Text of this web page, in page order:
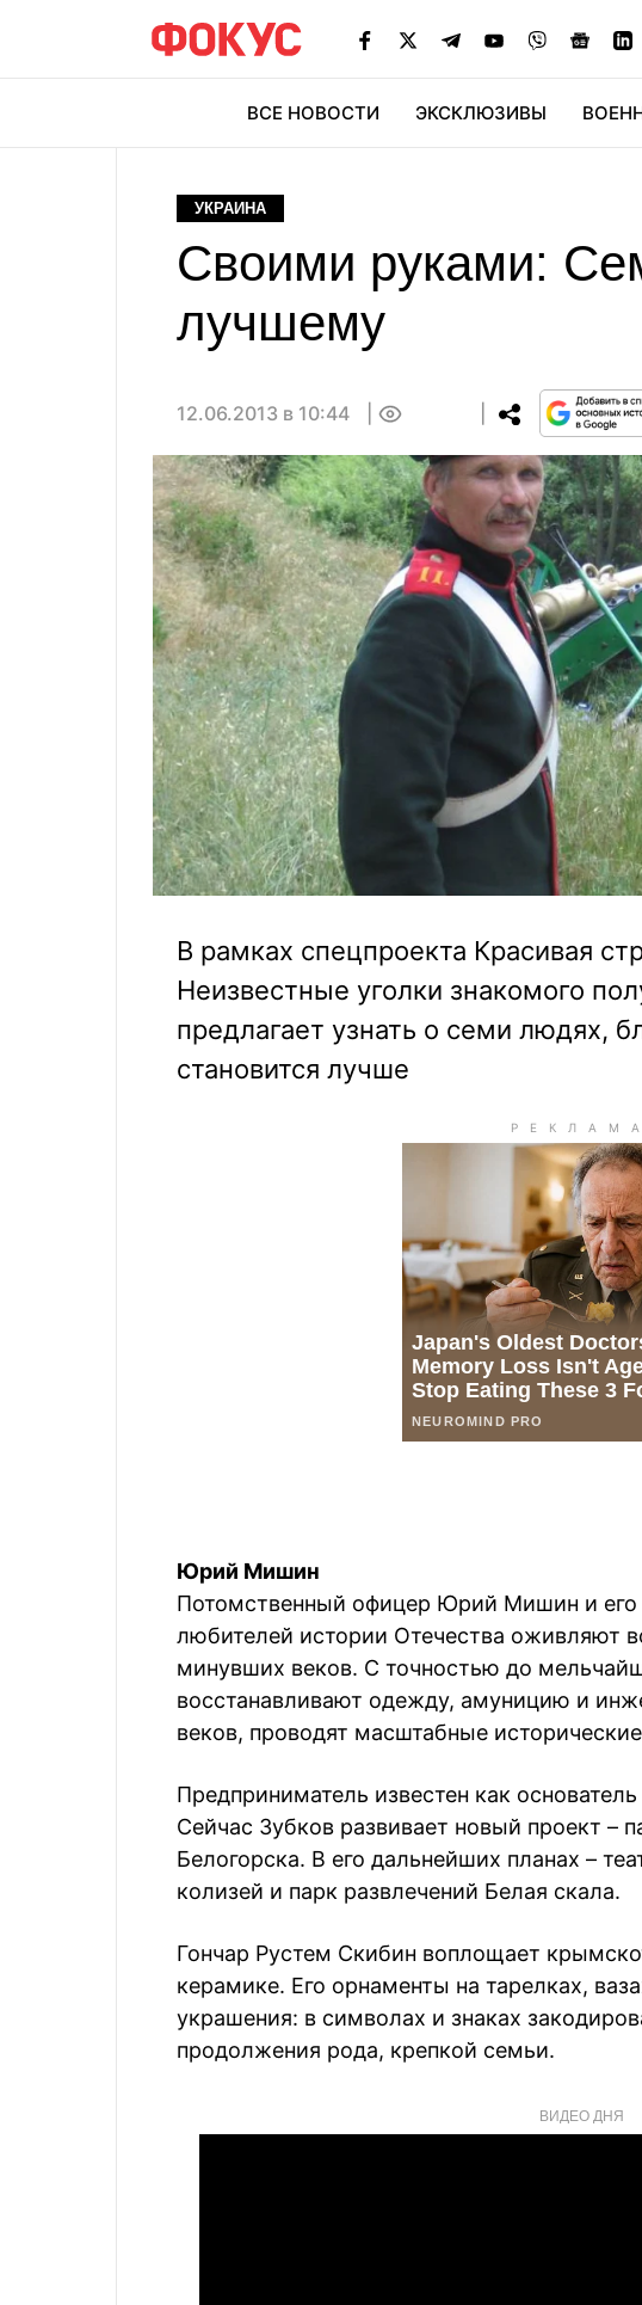
ВСЕ НОВОСТИ ЭКСКЛЮЗИВЫ
УКРАИНА
Своими руками:
лучшему
12.06.2013 в 10:44
В рамках спецпроекта Красивая
Неизвестные уголки знакомого
предлагает узнать о семи людях,
становится лучше
Юрий Мишин
Потомственный офицер Юрий Мишин и
любителей истории Отечества оживляют
минувших веков. С точностью до
восстанавливают одежду, амуницию и
веков, проводят масштабные
Предприниматель известен как
Сейчас Зубков развивает новый проект –
Белогорска. В его дальнейших планах –
колизей и парк развлечений Белая скала.
Гончар Рустем Скибин воплощает
керамике. Его орнаменты на тарелках,
украшения: в символах и знаках
продолжения рода, крепкой семьи.
ВИДЕО ДНЯ